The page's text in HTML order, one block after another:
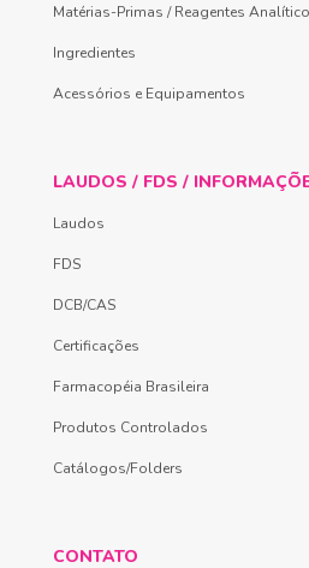
Matérias-Primas / Reagentes
Ingredientes
Acessórios e Equipamentos
LAUDOS / FDS /
Laudos
FDS
DCB/CAS
Certificações
Farmacopéia Brasileira
Produtos Controlados
Catálogos/Folders
CONTATO